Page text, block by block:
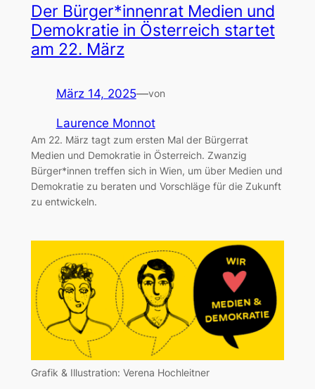
Der Bürger*innenrat Medien und
Demokratie in Österreich startet
am 22. März
März 14, 2025—von
Laurence Monnot
Am 22. März tagt zum ersten Mal der Bürgerrat
Medien und Demokratie in Österreich. Zwanzig
Bürger*innen treffen sich in Wien, um über Medien und
Demokratie zu beraten und Vorschläge für die Zukunft
zu entwickeln.
Grafik & Illustration: Verena Hochleitner